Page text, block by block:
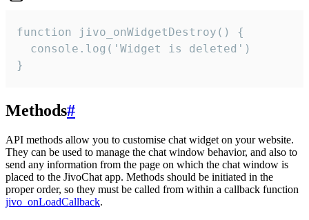
function jivo_onWidgetDestroy() {
  console.log('Widget is deleted')
}
Methods#
API methods allow you to customise chat widget on your website.
They can be used to manage the chat window behavior, and also to
send any information from the page on which the chat window is
placed to the JivoChat app. Methods should be initiated in the
proper order, so they must be called from within a callback function
jivo_onLoadCallback.